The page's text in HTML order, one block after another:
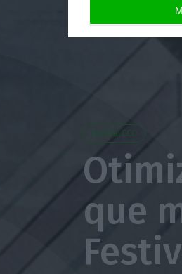
Festival ECO
que